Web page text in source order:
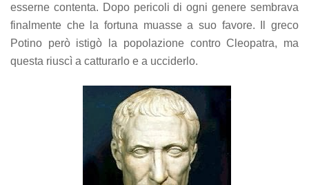
esserne contenta. Dopo pericoli di ogni genere sembrava
finalmente che la fortuna muasse a suo favore. Il greco
Potino però istigò la popolazione contro Cleopatra, ma
questa riuscì a catturarlo e a ucciderlo.